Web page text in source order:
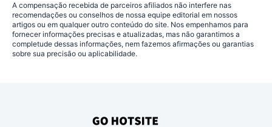
A compensação recebida de parceiros afiliados não interfere nas
recomendações ou conselhos de nossa equipe editorial em nossos
artigos ou em qualquer outro conteúdo do site. Nos empenhamos para
fornecer informações precisas e atualizadas, mas não garantimos a
completude dessas informações, nem fazemos afirmações ou garantias
sobre sua precisão ou aplicabilidade.